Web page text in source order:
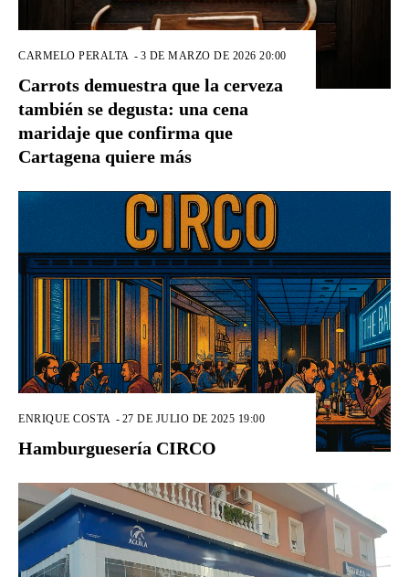
CARMELO PERALTA - 3 DE MARZO DE 2026 20:00
Carrots demuestra que la cerveza
también se degusta: una cena
maridaje que confirma que
Cartagena quiere más
ENRIQUE COSTA - 27 DE JULIO DE 2025 19:00
Hamburguesería CIRCO